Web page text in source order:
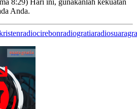
Anda.
radiocirebonradiogratia